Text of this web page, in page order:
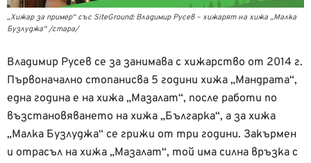
„Хижар за пример“ със SiteGround: Владимир Русев – хижарят на хижа „Малка
Бузлуджа“ /стара/
Владимир Русев се за занимава с хижарство от 2014 г.
Първоначално стопанисва 5 години хижа „Мандрата“,
една година е на хижа „Мазалат“, после работи по
възстановяването на хижа „Българка“, а за хижа
„Малка Бузлуджа“ се грижи от три години. Закърмен
и отрасъл на хижа „Мазалат“, той има силна връзка с